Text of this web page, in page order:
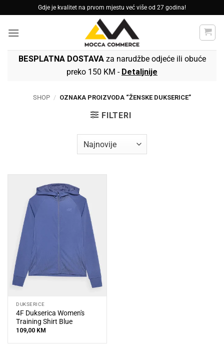
to
content
Gdje je kvalitet na prvom mjestu već više od 27 godina!
BESPLATNA DOSTAVAza narudžbe odjeće ili obuće
preko 150 KM - Detaljnije
SHOP / OZNAKA PROIZVODA “ŽENSKE DUKSERICE”
FILTERI
DUKSERICE
4F Dukserica Women's
Training Shirt Blue
109,00 KM